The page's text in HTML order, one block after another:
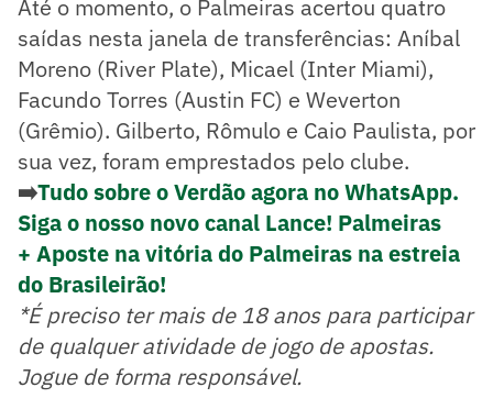
Até o momento, o Palmeiras acertou quatro
saídas nesta janela de transferências: Aníbal
Moreno (River Plate), Micael (Inter Miami),
Facundo Torres (Austin FC) e Weverton
(Grêmio). Gilberto, Rômulo e Caio Paulista, por
sua vez, foram emprestados pelo clube.
➡️Tudo sobre o Verdão agora no WhatsApp.
Siga o nosso novo canal Lance! Palmeiras
+ Aposte na vitória do Palmeiras na estreia
do Brasileirão!
*É preciso ter mais de 18 anos para participar
de qualquer atividade de jogo de apostas.
Jogue de forma responsável.